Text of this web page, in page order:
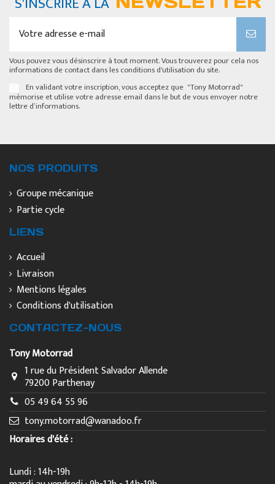
Vous pouvez vous désinscrire à tout moment. Vous trouverez pour cela nos
informations de contact dans les conditions d'utilisation du site.
En validant votre inscription, vous acceptez que "Tony Motorrad"
mémorise et utilise votre adresse email dans le but de vous envoyer notre
lettre d’informations.
NOS PRODUITS
Groupe mécanique
Partie cycle
LIENS
Accueil
Livraison
Mentions légales
Conditions d'utilisation
CONTACTEZ-NOUS
Tony Motorrad
1 rue du Président Salvador Allende
79200 Parthenay
05 49 64 55 96
tony.motorrad@wanadoo.fr
Horaires d'été :
Lundi : 14h-19h